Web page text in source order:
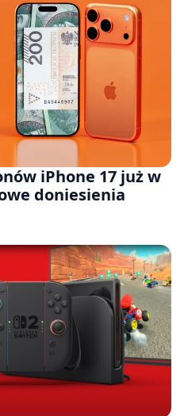
iPhone 17 już w
doniesienia